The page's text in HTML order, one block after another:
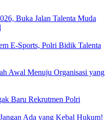
Buka Jalan Talenta Muda
E-Sports, Polri Bidik Talenta
Awal Menuju Organisasi yang
Baru Rekrutmen Polri
Ada yang Kebal Hukum!